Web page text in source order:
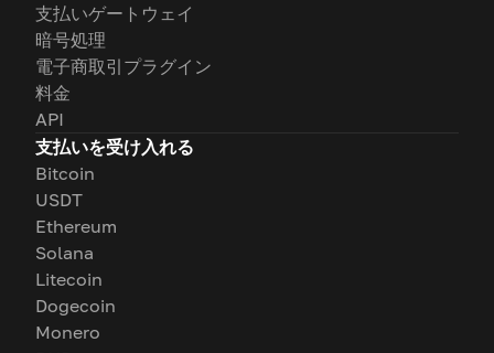
支払いゲートウェイ
暗号処理
電子商取引プラグイン
料金
API
支払いを受け入れる
Bitcoin
USDT
Ethereum
Solana
Litecoin
Dogecoin
Monero